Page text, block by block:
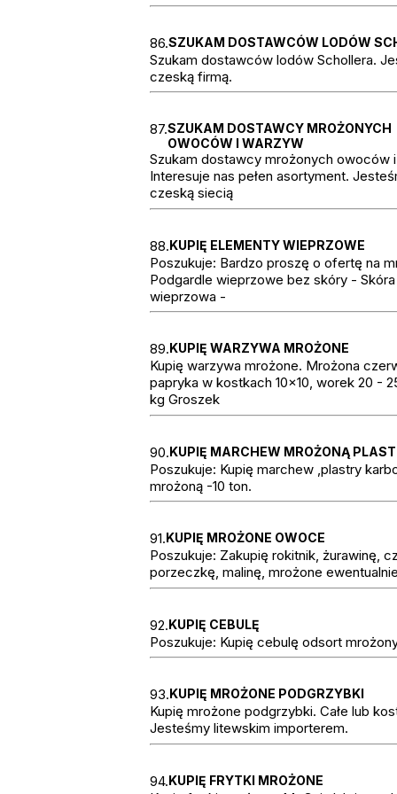
86.SZUKAM DOSTAWCÓW LODÓW
Szukam dostawców lodów Schollera.
czeską firmą.
87.SZUKAM DOSTAWCY MROŻONYCH
OWOCÓW I WARZYW
Szukam dostawcy mrożonych owoców
Interesuje nas pełen asortyment.
czeską siecią
88.KUPIĘ ELEMENTY WIEPRZOWE
Poszukuje: Bardzo proszę o ofertę na
Podgardle wieprzowe bez skóry - Skóra
wieprzowa -
89.KUPIĘ WARZYWA MROŻONE
Kupię warzywa mrożone. Mrożona
papryka w kostkach 10x10, worek 20 -
kg Groszek
90.KUPIĘ MARCHEW MROŻONĄ
Poszukuje: Kupię marchew ,plastry
mrożoną -10 ton.
91.KUPIĘ MROŻONE OWOCE
Poszukuje: Zakupię rokitnik, żurawinę,
porzeczkę, malinę, mrożone
92.KUPIĘ CEBULĘ
Poszukuje: Kupię cebulę odsort
93.KUPIĘ MROŻONE PODGRZYBKI
Kupię mrożone podgrzybki. Całe lub
Jesteśmy litewskim importerem.
94.KUPIĘ FRYTKI MROŻONE